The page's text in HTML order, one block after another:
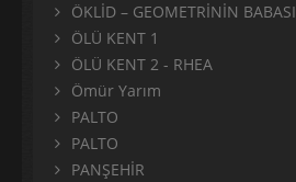
ÖKLİD – GEOMETRİNİN BABASI
ÖLÜ KENT 1
ÖLÜ KENT 2 - RHEA
Ömür Yarım
PALTO
PALTO
PANŞEHİR